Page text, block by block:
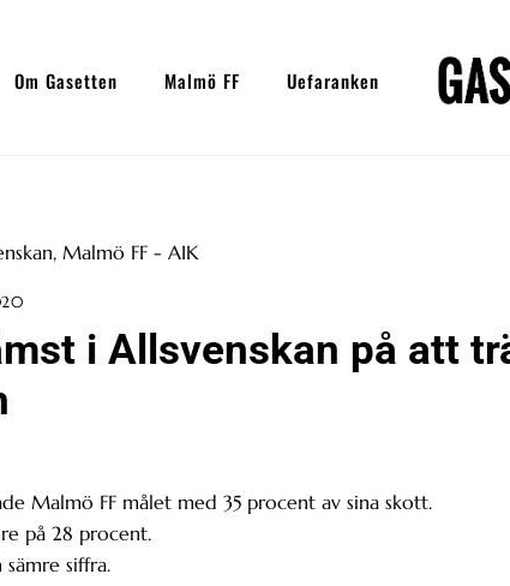
Om Gasetten Malmö FF Uefaranken
i Allsvenskan på att
Malmö FF målet med 35 procent av sina skott.
på 28 procent.
siffra.